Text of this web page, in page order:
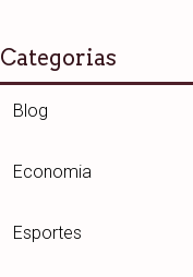
Categorias
Blog
Economia
Esportes